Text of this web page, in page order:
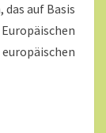
auf Basis